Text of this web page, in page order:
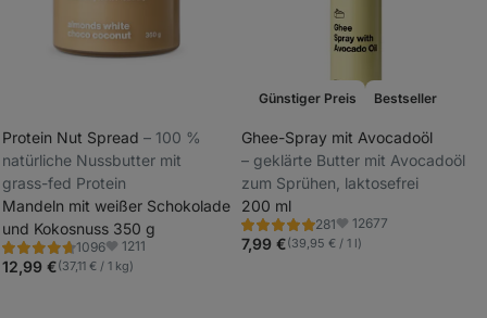
Protein Nut Spread ⁠–⁠ 100 %
natürliche Nussbutter mit
grass-fed Protein
Mandeln mit weißer Schokolade
und Kokosnuss 350 g
1096
Bewertung
4.8/5,
1096
Favoriten
1211
12,99 €(37,11 € / 1 kg)
Günstiger Preis Bestseller
Ghee-Spray mit Avocadoöl
⁠–⁠ geklärte Butter mit Avocadoöl
zum Sprühen, laktosefrei
200 ml
281
Bewertung
4.9/5,
281
Favoriten
12677
7,99 €(39,95 € / 1 l)